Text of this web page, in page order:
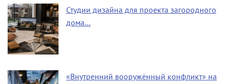
Студии дизайна для проекта загородного
дома…
«Внутренний вооружённый конфликт» на